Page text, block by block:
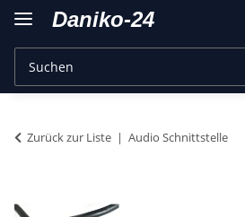
Zurück zur Liste Audio Schnittstelle